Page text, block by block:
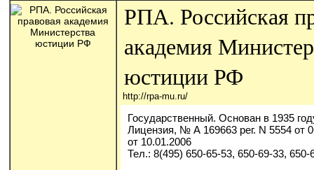
РПА. Российская
академия
юстиции РФ
http://rpa-mu.ru/
Государственный. Основан в 1935
Лицензия, № А 169663 рег. N 5554 от
от 10.01.2006
Тел.: 8(495) 650-65-53, 650-69-33, 650-